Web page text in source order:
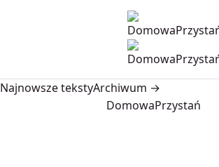
Najnowsze tekstyArchiwum →
DomowaPrzystań